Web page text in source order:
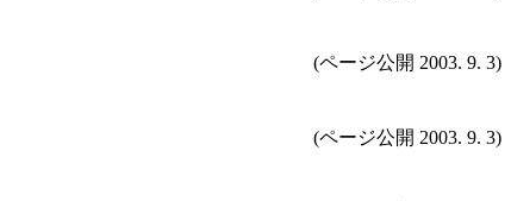
(ページ公開 2003. 9. 3)
(ページ公開 2003. 9. 3)